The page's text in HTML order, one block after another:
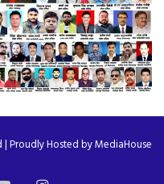
Proudly Hosted byMediaHouse